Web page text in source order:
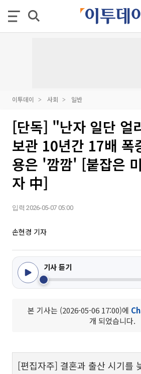
이투데이 사회 일반
[단독] "난자 일단 얼
보관 10년간 17배 폭
용은 '깜깜' [붙잡은
자 中]
입력 2026-05-07 05:00
손현경 기자
기사 듣기
본 기사는 (2026-05-06 17:00)에
개 되었습니다.
[편집자주] 결혼과 출산 시기를